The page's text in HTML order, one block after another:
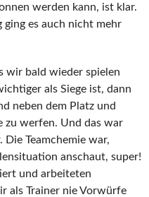
werden kann, ist klar.
ging es auch nicht mehr
wir bald wieder spielen
als Siege ist, dann
neben dem Platz und
zu werfen. Und das war
Die Teamchemie war,
anschaut, super!
und arbeiteten
als Trainer nie Vorwürfe